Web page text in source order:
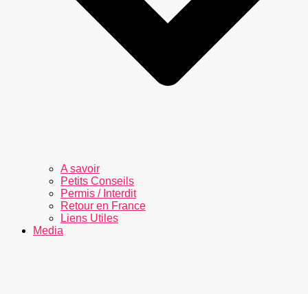
A savoir
Petits Conseils
Permis / Interdit
Retour en France
Liens Utiles
Media